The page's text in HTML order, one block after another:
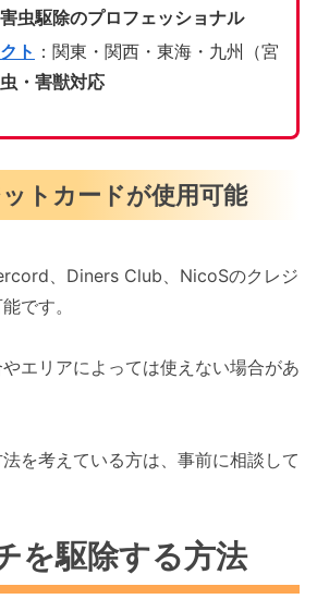
害虫駆除のプロフェッショナル
ト ：関東・関西・東海・九州（宮
・害獣対応
トカードが使用可能
、Diners Club、NicoSのクレジ
です。
エリアによっては使えない場合があ
を考えている方は、事前に相談して
を駆除する方法